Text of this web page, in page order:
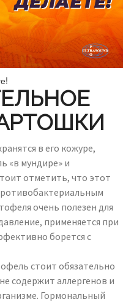
в его кожуре,
«в мундире» и
отметить, что этот
очень полезен для
применяется при
борется с
стоит обязательно
содержит аллергенов и
Гормональный